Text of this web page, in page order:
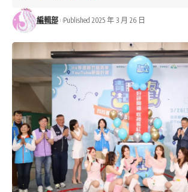
編輯部 Published 2025 年 3 月 26 日